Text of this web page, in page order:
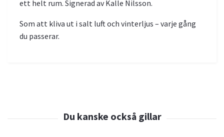
ett helt rum. Signerad av Kalle Nilsson.
Som att kliva ut i salt luft och vinterljus – varje gång
du passerar.